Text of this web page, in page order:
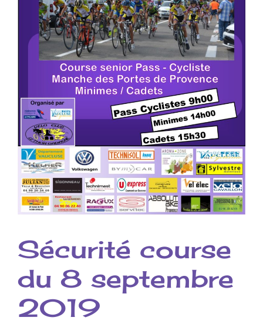
Sécurité course
du 8 septembre
2019